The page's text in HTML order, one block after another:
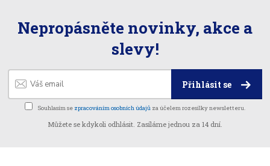
Nepropásněte novinky, akce a
slevy!
Přihlásit se
Souhlasím se zpracováním osobních údajů za účelem rozesílky newsletteru.
Můžete se kdykoli odhlásit. Zasíláme jednou za 14 dní.